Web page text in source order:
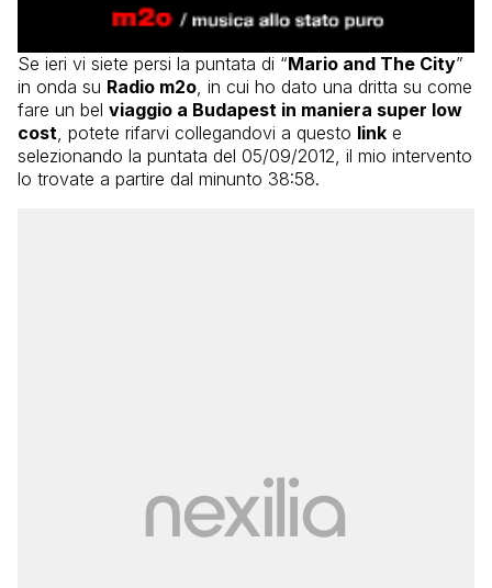
Se ieri vi siete persi la puntata di “Mario and The City”
in onda su Radio m2o , in cui ho dato una dritta su come
fare un bel viaggio a Budapest in maniera super low
cost , potete rifarvi collegandovi a questo link e
selezionando la puntata del 05/09/2012, il mio intervento
lo trovate a partire dal minunto 38:58.